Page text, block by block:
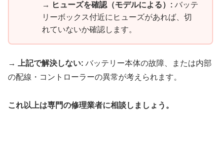
→ ヒューズを確認（モデルによる）: バッテ
リーボックス付近にヒューズがあれば、切
れていないか確認します。
→ 上記で解決しない: バッテリー本体の故障、または内部
の配線・コントローラーの異常が考えられます。
これ以上は専門の修理業者に相談しましょう。